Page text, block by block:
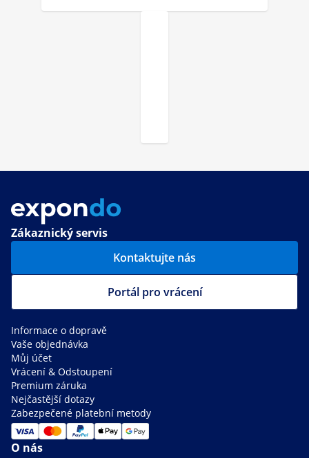
Zákaznický servis
Kontaktujte nás
Portál pro vrácení
Informace o dopravě
Vaše objednávka
Můj účet
Vrácení & Odstoupení
Premium záruka
Nejčastější dotazy
Zabezpečené platební metody
O nás